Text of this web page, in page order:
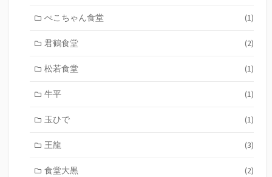
ぺこちゃん食堂 (1)
君鶴食堂 (2)
松若食堂 (1)
牛平 (1)
玉ひで (1)
王龍 (3)
食堂大黒 (2)